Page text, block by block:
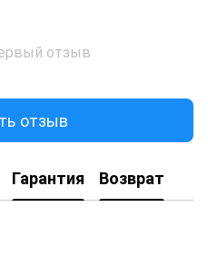
отзыв
отзыв
Гарантия Возврат